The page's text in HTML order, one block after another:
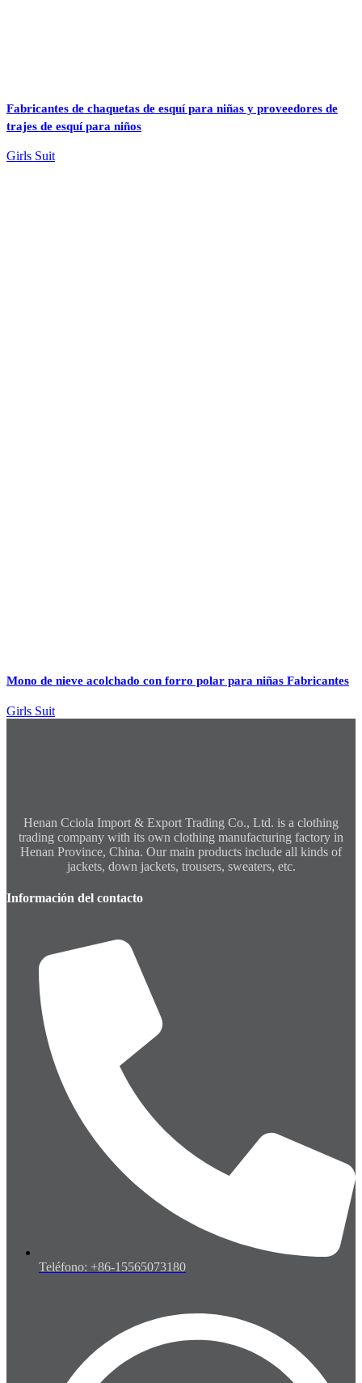
Fabricantes de chaquetas de esquí para niñas y proveedores de
trajes de esquí para niños
Girls Suit
Mono de nieve acolchado con forro polar para niñas Fabricantes
Girls Suit
Henan Cciola Import & Export Trading Co., Ltd. is a clothing
trading company with its own clothing manufacturing factory in
Henan Province, China. Our main products include all kinds of
jackets, down jackets, trousers, sweaters, etc.
Información del contacto
Teléfono: +86-15565073180